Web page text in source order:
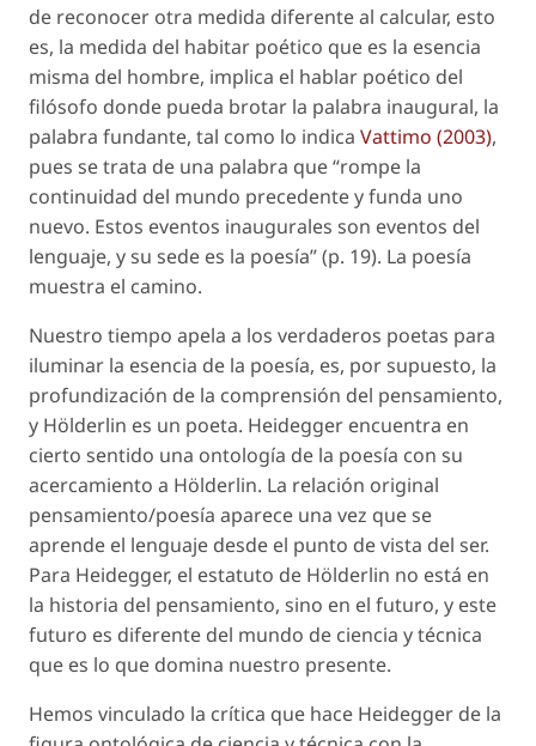
de reconocer otra medida diferente al calcular, esto
es, la medida del habitar poético que es la esencia
misma del hombre, implica el hablar poético del
filósofo donde pueda brotar la palabra inaugural, la
palabra fundante, tal como lo indica Vattimo (2003),
pues se trata de una palabra que “rompe la
continuidad del mundo precedente y funda uno
nuevo. Estos eventos inaugurales son eventos del
lenguaje, y su sede es la poesía” (p. 19). La poesía
muestra el camino.
Nuestro tiempo apela a los verdaderos poetas para
iluminar la esencia de la poesía, es, por supuesto, la
profundización de la comprensión del pensamiento,
y Hölderlin es un poeta. Heidegger encuentra en
cierto sentido una ontología de la poesía con su
acercamiento a Hölderlin. La relación original
pensamiento/poesía aparece una vez que se
aprende el lenguaje desde el punto de vista del ser.
Para Heidegger, el estatuto de Hölderlin no está en
la historia del pensamiento, sino en el futuro, y este
futuro es diferente del mundo de ciencia y técnica
que es lo que domina nuestro presente.
Hemos vinculado la crítica que hace Heidegger de la